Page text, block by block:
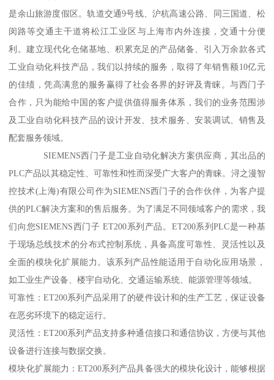
是余山旅游度假区。轨道交通9号线、沪杭高速公路、同三国道、松
闵路等交通主干道将松江工业区与上海市内外连接，交通十分便
利。建立现代化仓储基地、积累充足的产品储备、引入万余款各式
工业自动化科技产品，我们以持续的服务，取得了年销售额10亿元
的佳绩，凭高满意的服务赢得了社会各界的好评及青睐。与西门子
合作，只为能给中国的客户提供值得服务体系，我们的业务范围涉
及工业自动化科技产品的设计开发、技术服务、安装调试、销售及
配套服务领域。
SIEMENS西门子是工业自动化解决方案供应商，其出品的
PLC产品以其稳定性、可靠性和性而深受广大客户的青睐。浔之漫智
控技术(上海)有限公司作为SIEMENS西门子的合作伙伴，为客户提
供的PLC解决方案和的售后服务。为了满足不同领域客户的需求，我
们向您SIEMENS西门子 ET200系列产品。ET200系列PLC是一种基
于现场总线技术的分布式控制系统，具备高度可靠性、灵活性以及
全面的模块化扩展能力。该系列产品性能适用于自动化应用场景，
如工业生产设备、楼宇自动化、交通运输系统、能源管理等领域。
可靠性：ET200系列产品采用了的硬件设计和的生产工艺，保证设备
在恶劣环境下的稳定运行。
灵活性：ET200系列产品支持多种通信接口和通信协议，方便与其他
设备进行连接与数据交换。
模块化扩展能力：ET200系列产品具备强大的模块化设计，能够根据